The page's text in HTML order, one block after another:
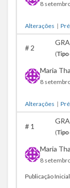
8
Alterações |
#2
(Tipo
Maria
8
Alterações |
#1
(Tipo
Maria
8
Publicação Inicial